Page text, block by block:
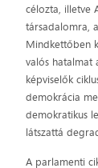
célozta, illetve
társadalomra,
Mindkettőben
valós hatalmat
képviselők
demokrácia
demokratikus
látszattá
A parlamenti